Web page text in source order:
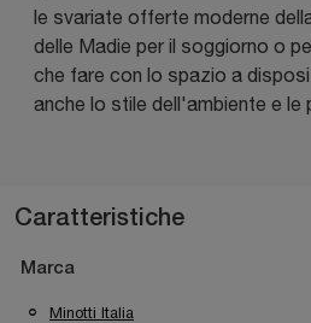
le svariate offerte moderne
delle Madie per il soggiorno o
che fare con lo spazio a
anche lo stile dell'ambiente e le
Caratteristiche
Marca
Minotti Italia